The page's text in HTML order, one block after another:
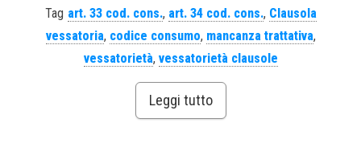
Tag art. 33 cod. cons., art. 34 cod. cons., Clausola
vessatoria, codice consumo, mancanza trattativa,
vessatorietà, vessatorietà clausole
Leggi tutto